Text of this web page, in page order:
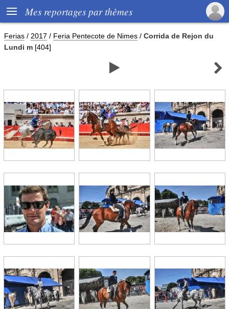
 Mes reportages par thèmes
Ferias / 2017 / Feria Pentecote de Nimes / Corrida de Rejon du
Lundi m [404]
 